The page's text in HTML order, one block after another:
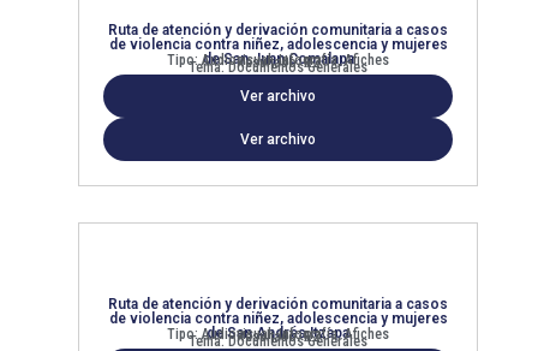
Ruta de atención y derivación comunitaria a casos
de violencia contra niñez, adolescencia y mujeres
de San Juan Comalapa
Tema: Documentos Generales
Resultado: R2
Tipo: Audiovisual, Infografía, Afiches
Ver archivo
Ver archivo
Ruta de atención y derivación comunitaria a casos
de violencia contra niñez, adolescencia y mujeres
de San Andrés Itzapa
Tema: Documentos Generales
Resultado: R2
Tipo: Audiovisual, Infografía, Afiches